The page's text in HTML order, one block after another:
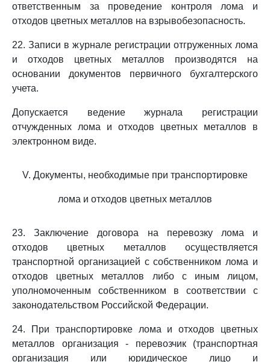
ответственным за проведение контроля лома и
отходов цветных металлов на взрывобезопасность.
22. Записи в журнале регистрации отгруженных лома
и отходов цветных металлов производятся на
основании документов первичного бухгалтерского
учета.
Допускается ведение журнала регистрации
отчужденных лома и отходов цветных металлов в
электронном виде.
V. Документы, необходимые при транспортировке
лома и отходов цветных металлов
23. Заключение договора на перевозку лома и
отходов цветных металлов осуществляется
транспортной организацией с собственником лома и
отходов цветных металлов либо с иным лицом,
уполномоченным собственником в соответствии с
законодательством Российской Федерации.
24. При транспортировке лома и отходов цветных
металлов организация - перевозчик (транспортная
организация или юридическое лицо и